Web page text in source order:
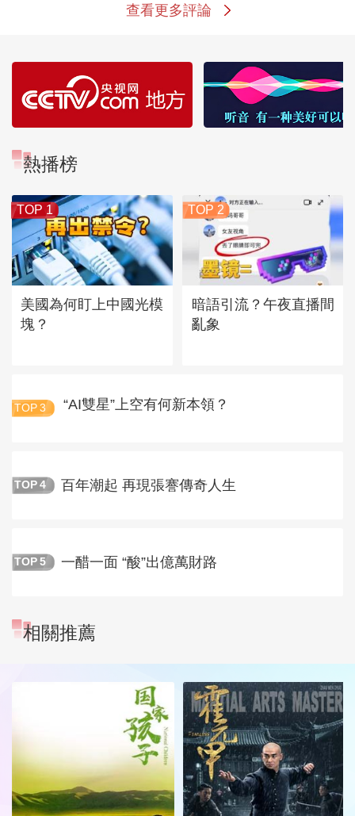
查看更多評論
熱播榜
TOP 1
美國為何盯上中國光模
塊？
TOP 2
暗語引流？午夜直播間
亂象
TOP 3 “AI雙星”上空有何新本領？
TOP 4 百年潮起 再現張謇傳奇人生
TOP 5 一醋一面 “酸”出億萬財路
相關推薦